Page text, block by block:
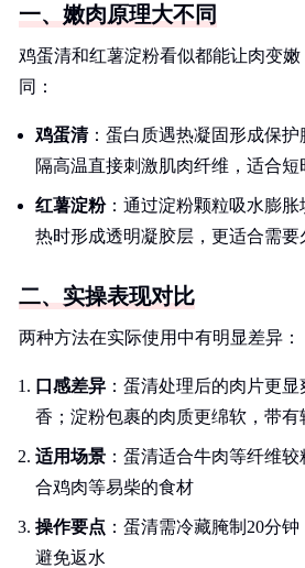
一、嫩肉原理大不同
鸡蛋清和红薯淀粉看似都能让肉变
同：
鸡蛋清：蛋白质遇热凝固形成保护
隔高温直接刺激肌肉纤维，适合短
红薯淀粉：通过淀粉颗粒吸水膨
热时形成透明凝胶层，更适合需要
二、实操表现对比
两种方法在实际使用中有明显差异：
口感差异 ：蛋清处理后的肉片更
香；淀粉包裹的肉质更绵软，带有
适用场景 ：蛋清适合牛肉等纤维
合鸡肉等易柴的食材
操作要点 ：蛋清需冷藏腌制20分
避免返水